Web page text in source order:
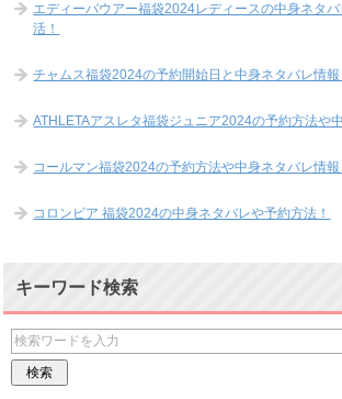
エディーバウアー福袋2024レディースの中身ネタ
活！
チャムス福袋2024の予約開始日と中身ネタバレ情報
ATHLETAアスレタ福袋ジュニア2024の予約方法や
コールマン福袋2024の予約方法や中身ネタバレ情報
コロンビア 福袋2024の中身ネタバレや予約方法！
キーワード検索